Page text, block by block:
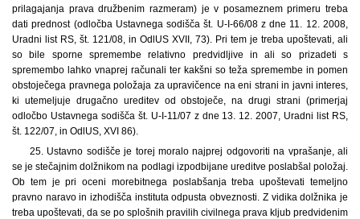
prilagajanja prava družbenim razmeram) je v posameznem primeru treba
dati prednost (odločba Ustavnega sodišča št. U-I-66/08 z dne 11. 12. 2008,
Uradni list RS, št. 121/08, in OdlUS XVII, 73). Pri tem je treba upoštevati, ali
so bile sporne spremembe relativno predvidljive in ali so prizadeti s
spremembo lahko vnaprej računali ter kakšni so teža spremembe in pomen
obstoječega pravnega položaja za upravičence na eni strani in javni interes,
ki utemeljuje drugačno ureditev od obstoječe, na drugi strani (primerjaj
odločbo Ustavnega sodišča št. U-I-11/07 z dne 13. 12. 2007, Uradni list RS,
št. 122/07, in OdlUS, XVI 86).
25. Ustavno sodišče je torej moralo najprej odgovoriti na vprašanje, ali
se je stečajnim dolžnikom na podlagi izpodbijane ureditve poslabšal položaj.
Ob tem je pri oceni morebitnega poslabšanja treba upoštevati temeljno
pravno naravo in izhodišča instituta odpusta obveznosti. Z vidika dolžnika je
treba upoštevati, da se po splošnih pravilih civilnega prava kljub predvidenim